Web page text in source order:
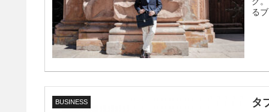
る
BUSINESS
タ